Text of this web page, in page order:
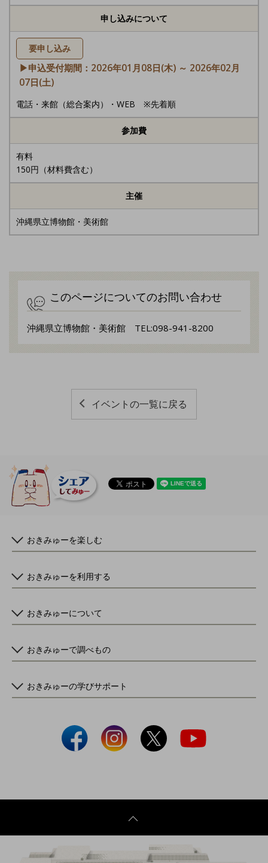
申し込みについて
要申し込み
▶申込受付期間：2026年01月08日(木) ～ 2026年02月
07日(土)
電話・来館（総合案内）・WEB ※先着順
参加費
有料
150円（材料費含む）
主催
沖縄県立博物館・美術館
このページについてのお問い合わせ
沖縄県立博物館・美術館 TEL:098-941-8200
イベントの一覧に戻る
おきみゅーを楽しむ
おきみゅーを利用する
おきみゅーについて
おきみゅーで調べもの
おきみゅーの学びサポート